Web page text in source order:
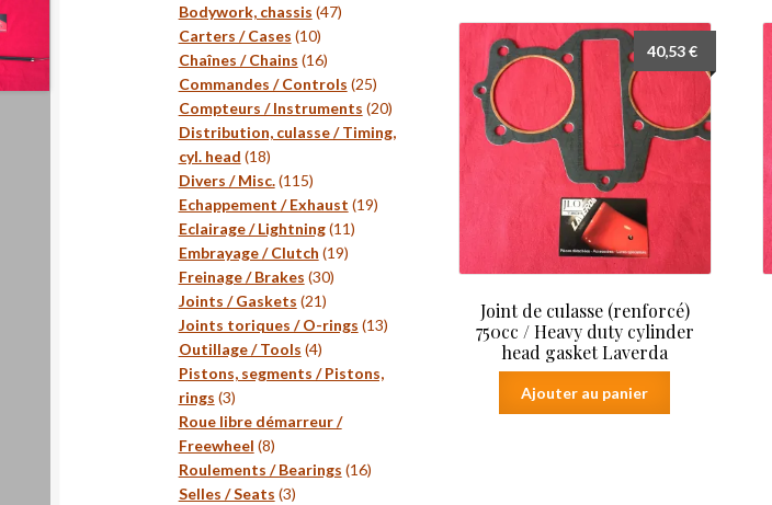
Joint de culasse (renforcé)
750cc / Heavy duty cylinder
head gasket Laverda
40,53€
Ajouter au panier
Bodywork, chassis 4747
Carters / Cases 1010
produits
Chaînes / Chains 1616
produits
Commandes / Controls 2525
produits
Compteurs / Instruments 2020
produits
Distribution, culasse / Timing,
cyl. head 1818
produits
Divers / Misc. 115115
produits
Echappement / Exhaust 1919
Eclairage / Lightning 1111
Embrayage / Clutch 1919
Freinage / Brakes 3030
Joints / Gaskets 2121
produits
Joints toriques / O-rings 1313
Outillage / Tools 44
produits
Pistons, segments / Pistons,
rings 33
produits
Roue libre démarreur /
Freewheel 88
produits
Roulements / Bearings 1616
Selles / Seats 33